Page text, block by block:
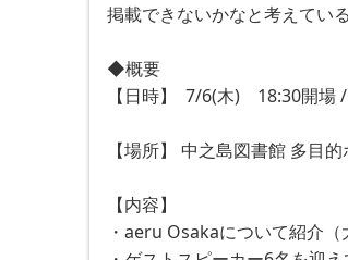
掲載できないかなと考えてい
◆概要
【日時】  7/6(木)　18:30開
【場所】 中之島図書館 多目
【内容】
・aeru Osakaについて紹介（